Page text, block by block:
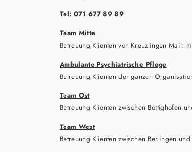
Tel: 071 677 89 89
Team Mitte
Betreuung Klienten von Kreuzlingen Mail:
Ambulante Psychiatrische Pflege
Betreuung Klienten der ganzen
Team Ost
Betreuung Klienten zwischen Bottighofen
Team West
Betreuung Klienten zwischen Berlingen